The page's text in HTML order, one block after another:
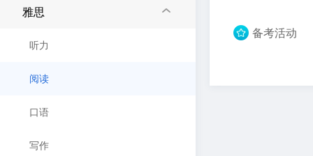
雅思
听力
阅读
口语
写作
备考活动